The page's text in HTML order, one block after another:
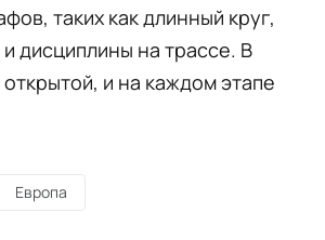
таких как длинный круг,
дисциплины на трассе. В
и на каждом этапе
Европа